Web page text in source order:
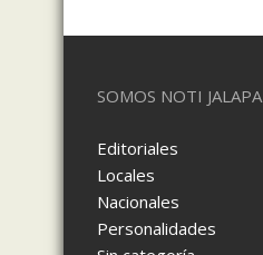
SOMOS NOTI JALAPA
Editoriales
Locales
Nacionales
Personalidades